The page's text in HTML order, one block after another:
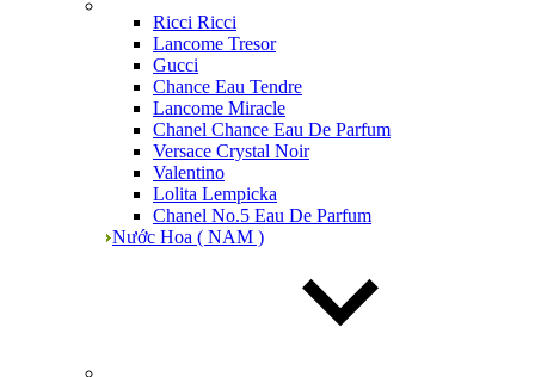
Ricci Ricci
Lancome Tresor
Gucci
Chance Eau Tendre
Lancome Miracle
Chanel Chance Eau De Parfum
Versace Crystal Noir
Valentino
Lolita Lempicka
Chanel No.5 Eau De Parfum
Nước Hoa ( NAM )